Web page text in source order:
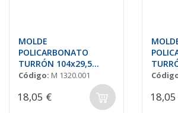
MOLDE
POLICARBONATO
TURRÓN 104x29,5
H=19mm. (8 und.)
Código: M 1320.001
18,05 €